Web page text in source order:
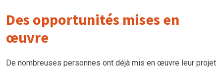
Des opportunités mises en
œuvre
De nombreuses personnes ont déjà mis en œuvre leur projet